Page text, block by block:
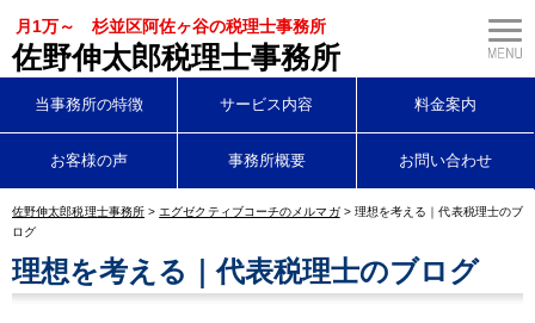
月1万～ 杉並区阿佐ヶ谷の税理士事務所
佐野伸太郎税理士事務所
当事務所の特徴 サービス内容 料金案内
お客様の声 事務所概要 お問い合わせ
佐野伸太郎税理士事務所 > エグゼクティブコーチのメルマガ> 理想を考える｜代表税理士のブ
ログ
理想を考える｜代表税理士のブログ